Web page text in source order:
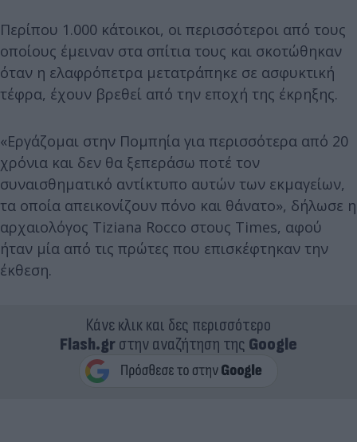
Περίπου 1.000 κάτοικοι, οι περισσότεροι από τους
οποίους έμειναν στα σπίτια τους και σκοτώθηκαν
όταν η ελαφρόπετρα μετατράπηκε σε ασφυκτική
τέφρα, έχουν βρεθεί από την εποχή της έκρηξης.
«Εργάζομαι στην Πομπηία για περισσότερα από 20
χρόνια και δεν θα ξεπεράσω ποτέ τον
συναισθηματικό αντίκτυπο αυτών των εκμαγείων,
τα οποία απεικονίζουν πόνο και θάνατο», δήλωσε η
αρχαιολόγος Tiziana Rocco στους Times, αφού
ήταν μία από τις πρώτες που επισκέφτηκαν την
έκθεση.
Κάνε κλικ και δες περισσότερο
Flash.grστην αναζήτηση της Google